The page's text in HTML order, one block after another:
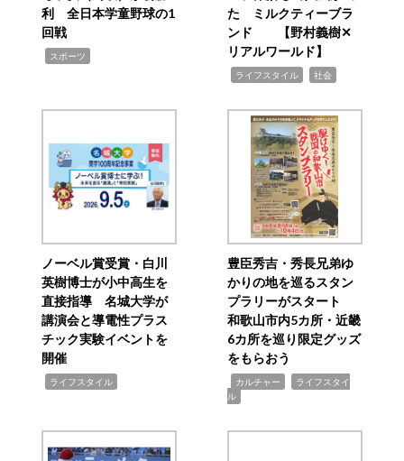
利 全日本学童野球の1
回戦
スポーツ
た ミルクティーブラ
ンド 【野村義樹✕
リアルワールド】
ライフスタイル 社会
ノーベル賞受賞・白川
英樹博士が小中高生を
直接指導 名城大学が
講演会と導電性プラス
チック実験イベントを
開催
ライフスタイル
豊臣秀吉・秀長兄弟ゆ
かりの地を巡るスタン
プラリーがスタート
和歌山市内5カ所・近畿
6カ所を巡り限定グッズ
をもらおう
カルチャー
ライフスタイ
ル